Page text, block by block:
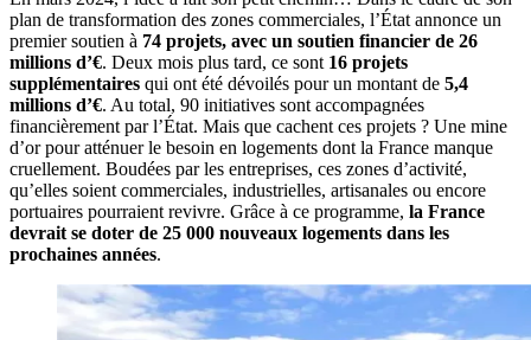
plan de transformation des zones commerciales, l’État annonce un
premier soutien à 74 projets, avec un soutien financier de 26
millions d’€. Deux mois plus tard, ce sont 16 projets
supplémentaires qui ont été dévoilés pour un montant de 5,4
millions d’€. Au total, 90 initiatives sont accompagnées
financièrement par l’État. Mais que cachent ces projets ? Une mine
d’or pour atténuer le besoin en logements dont la France manque
cruellement. Boudées par les entreprises, ces zones d’activité,
qu’elles soient commerciales, industrielles, artisanales ou encore
portuaires pourraient revivre. Grâce à ce programme, la France
devrait se doter de 25 000 nouveaux logements dans les
prochaines années.